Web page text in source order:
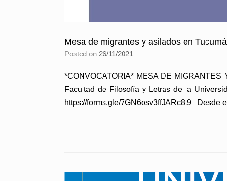
Mesa de migrantes y asilados en
Posted on 26/11/2021
*CONVOCATORIA* MESA DE MIGRANTES
Facultad de Filosofía y Letras de la
https://forms.gle/7GN6osv3ffJARc8t9 Desde